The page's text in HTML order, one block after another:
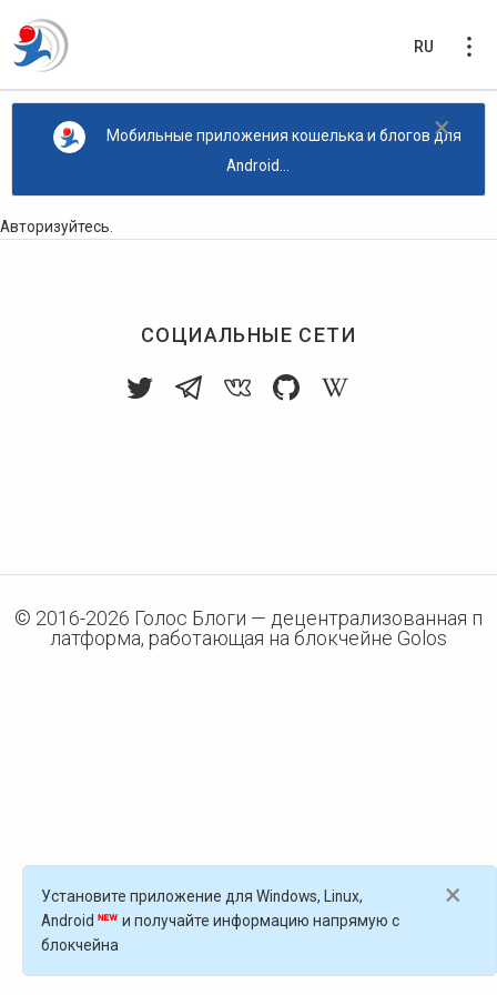
RU
×
Мобильные приложения кошелька и блогов для
Android...
Авторизуйтесь
СОЦИАЛЬНЫЕ СЕТИ
© 2016-2026 Голос Блоги — децентрализованная п
латформа, работающая на блокчейне Golos
×
Установите приложение для Windows, Linux,
Android
и получайте информацию напрямую с
блокчейна